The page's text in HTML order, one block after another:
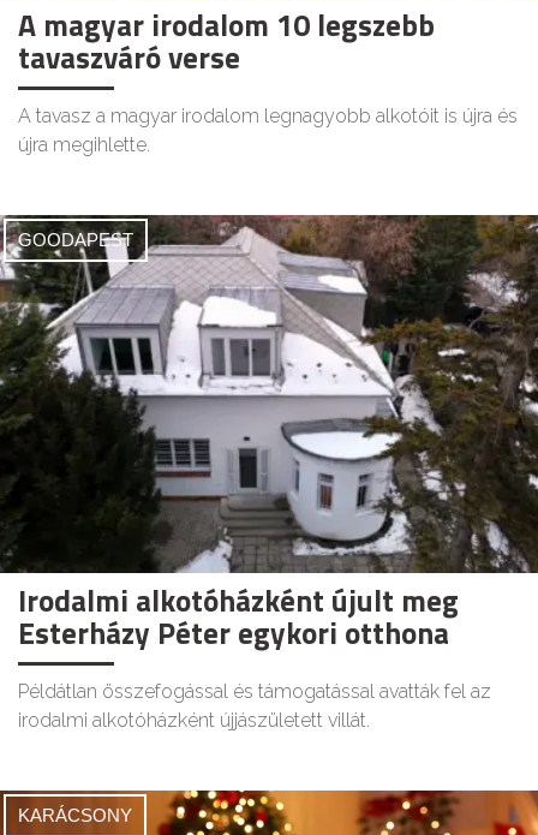
A magyar irodalom 10 legszebb
tavaszváró verse
A tavasz a magyar irodalom legnagyobb alkotóit is újra és
újra megihlette.
GOODAPEST
Irodalmi alkotóházként újult meg
Esterházy Péter egykori otthona
Példátlan összefogással és támogatással avatták fel az
irodalmi alkotóházként újjászületett villát.
KARÁCSONY